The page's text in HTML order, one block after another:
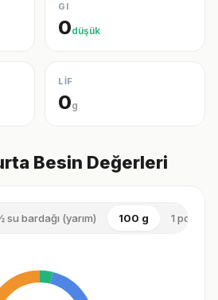
GI
0düşük
LİF
0g
Besin Değerleri
su bardağı (yarım) 100 g 1